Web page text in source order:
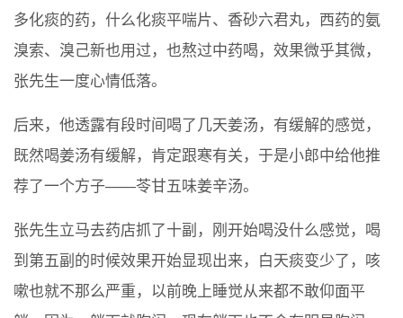
多化痰的药，什么化痰平喘片、香砂六君丸，西药的氨
溴索、溴己新也用过，也熬过中药喝，效果微乎其微，
张先生一度心情低落。
后来，他透露有段时间喝了几天姜汤，有缓解的感觉，
既然喝姜汤有缓解，肯定跟寒有关，于是小郎中给他推
荐了一个方子——苓甘五味姜辛汤。
张先生立马去药店抓了十副，刚开始喝没什么感觉，喝
到第五副的时候效果开始显现出来，白天痰变少了，咳
嗽也就不那么严重，以前晚上睡觉从来都不敢仰面平